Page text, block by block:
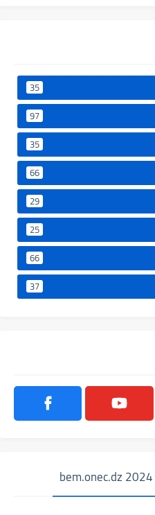
35
97
35
66
29
25
66
37